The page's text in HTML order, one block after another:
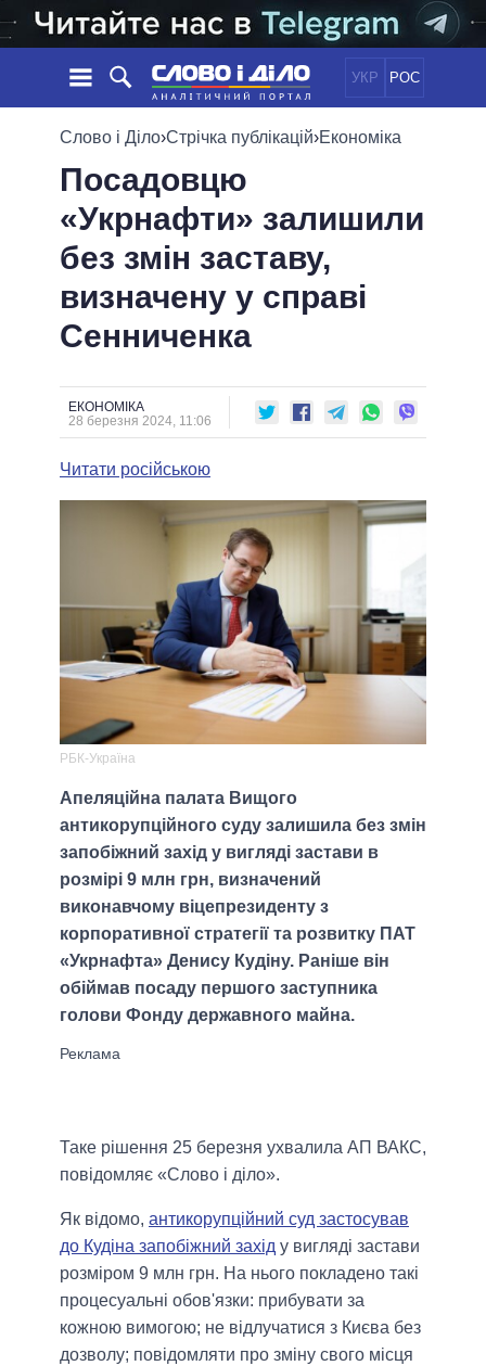
УКР РОС
НОВИНИ
СТРІЧКА
ПОДІЇ
СТАТТІ
ОГЛЯДИ
ДАЙДЖЕСТИ
ЕКОНОМІКА
СУСПІЛЬСТВО
ОБIЦЯНКИ
ПОЛIТИКИ
ПРЕЗИДЕНТ І ОФІС
ВЕРХОВНА РАДА
ГОЛОВИ ОБЛАДМІНІСТРАЦІЙ
МЕРИ МІСТ
ВСІ ПЕРСОНИ
ВІДЕО
ПОРІВНЯННЯ ПОЛІТИКІВ
Слово і Діло›Стрічка публікацій›Економіка
Посадовцю
«Укрнафти» залишили
без змін заставу,
визначену у справі
Сенниченка
ЕКОНОМІКА
28 березня 2024, 11:06
Читати російською
РБК-Україна
Апеляційна палата Вищого
антикорупційного суду залишила без змін
запобіжний захід у вигляді застави в
розмірі 9 млн грн, визначений
виконавчому віцепрезиденту з
корпоративної стратегії та розвитку ПАТ
«Укрнафта» Денису Кудіну. Раніше він
обіймав посаду першого заступника
голови Фонду державного майна.
Таке рішення 25 березня ухвалила АП ВАКС,
повідомляє «Слово і діло».
Як відомо, антикорупційний суд застосував
до Кудіна запобіжний захід у вигляді застави
розміром 9 млн грн. На нього покладено такі
процесуальні обов'язки: прибувати за
кожною вимогою; не відлучатися з Києва без
дозволу; повідомляти про зміну свого місця